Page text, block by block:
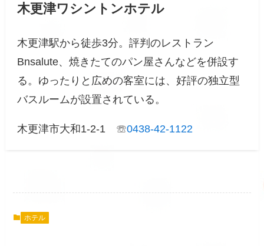
木更津ワシントンホテル
木更津駅から徒歩3分。評判のレストラン
Bnsalute、焼きたてのパン屋さんなどを併設す
る。ゆったりと広めの客室には、好評の独立型
バスルームが設置されている。
木更津市大和1-2-1 ☏0438-42-1122
ホテル